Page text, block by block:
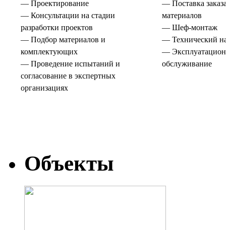
— Проектирование
— Консультации на стадии
разработки проектов
— Подбор материалов и
комплектующих
— Проведение испытаний и
согласование в экспертных
организациях
— Поставка
материалов
— Шеф-монтаж
— Технический
—
обслуживание
Объекты